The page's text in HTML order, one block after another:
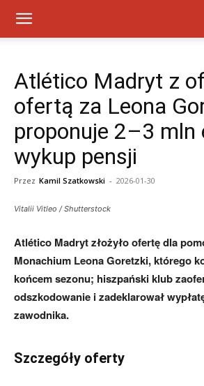
Atlético Madryt z
ofertą za Leona
proponuje 2–3 mln
wykup pensji
Przez Kamil Szatkowski - 2026-01-30
Vitalii Vitleo / Shutterstock
Atlético Madryt złożyło ofertę dla
Monachium Leona Goretzki, którego
końcem sezonu; hiszpański klub
odszkodowanie i zadeklarował
zawodnika.
Szczegóły oferty